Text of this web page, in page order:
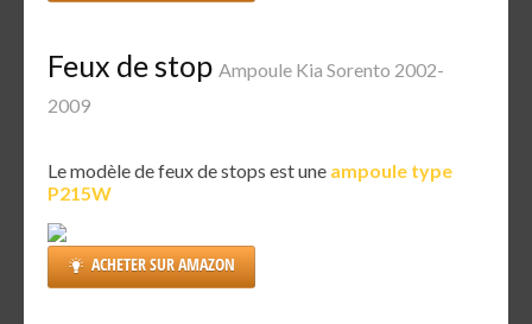
Feux de stop Ampoule Kia Sorento 2002-
2009
Le modèle de feux de stops est une ampoule type
P215W
ACHETER SUR AMAZON